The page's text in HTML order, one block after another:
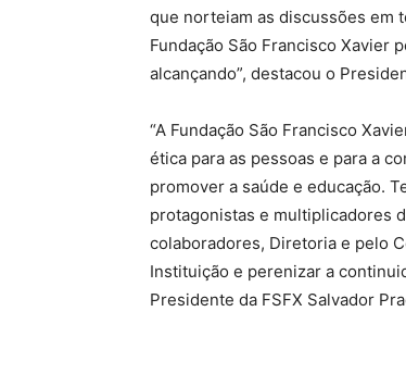
que norteiam as discussões em
Fundação São Francisco Xavier
alcançando”, destacou o
“A Fundação São Francisco
ética para as pessoas e para a
promover a saúde e educação.
protagonistas e multiplicadores
colaboradores, Diretoria e pelo
Instituição e perenizar a
Presidente da FSFX Salvador